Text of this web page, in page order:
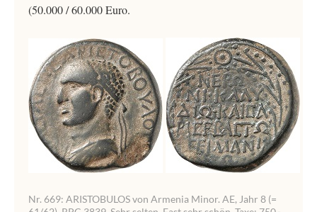
(50.000 / 60.000 Euro.
Nr. 669: ARISTOBULOS von Armenia Minor. AE, Jahr 8 (=